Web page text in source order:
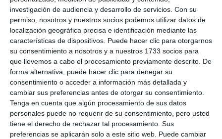
investigación de audiencia y desarrollo de servicios. Con su
permiso, nosotros y nuestros socios podemos utilizar datos de
localización geográfica precisa e identificación mediante las
características de dispositivos. Puede hacer clic para otorgarnos
su consentimiento a nosotros y a nuestros 1733 socios para
que llevemos a cabo el procesamiento previamente descrito. De
forma alternativa, puede hacer clic para denegar su
consentimiento o acceder a información más detallada y
cambiar sus preferencias antes de otorgar su consentimiento.
Tenga en cuenta que algún procesamiento de sus datos
personales puede no requerir de su consentimiento, pero usted
tiene el derecho de rechazar tal procesamiento. Sus
preferencias se aplicarán solo a este sitio web. Puede cambiar